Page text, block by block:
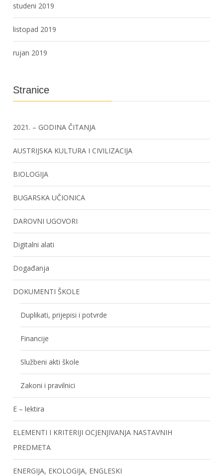
studeni 2019
listopad 2019
rujan 2019
Stranice
2021. – GODINA ČITANJA
AUSTRIJSKA KULTURA I CIVILIZACIJA
BIOLOGIJA
BUGARSKA UČIONICA
DAROVNI UGOVORI
Digitalni alati
Događanja
DOKUMENTI ŠKOLE
Duplikati, prijepisi i potvrde
Financije
Službeni akti škole
Zakoni i pravilnici
E – lektira
ELEMENTI I KRITERIJI OCJENJIVANJA NASTAVNIH
PREDMETA
ENERGIJA, EKOLOGIJA, ENGLESKI